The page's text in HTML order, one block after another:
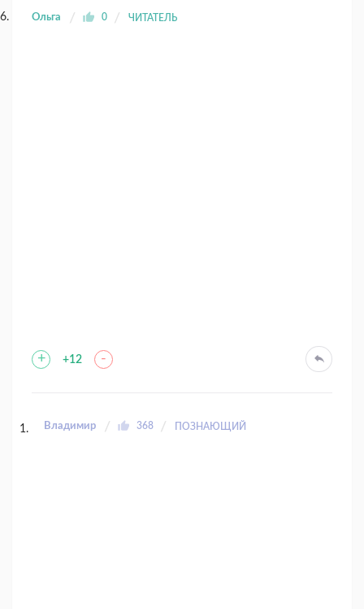
Ольга 0 ЧИТАТЕЛЬ
+ +12 -
Владимир 368 ПОЗНАЮЩИЙ